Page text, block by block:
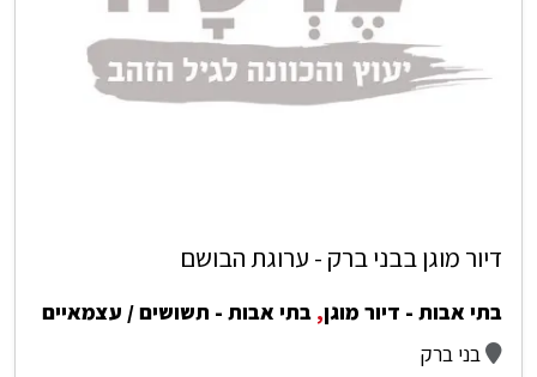
דיור מוגן בבני ברק - ערוגת הבושם
בתי אבות - דיור מוגן, בתי אבות - תשושים / עצמאיים
בני ברק